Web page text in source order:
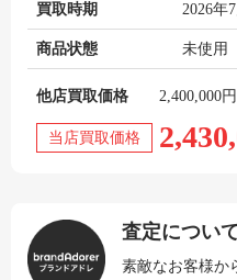
買取時期 2026年7
商品状態 未使用
他店買取価格 2,400,000円
当店買取価格
査定につい
素敵なお客様か